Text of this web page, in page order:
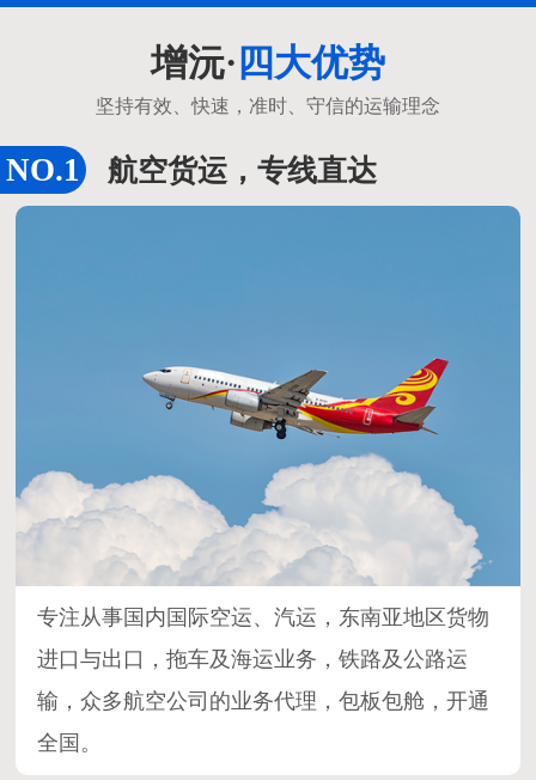
增沅· 四大优势
坚持有效、快速，准时、守信的运输理念
航空货运，专线直达
专注从事国内国际空运、汽运，东南亚地区货物
进口与出口，拖车及海运业务，铁路及公路运
输，众多航空公司的业务代理，包板包舱，开通
全国。